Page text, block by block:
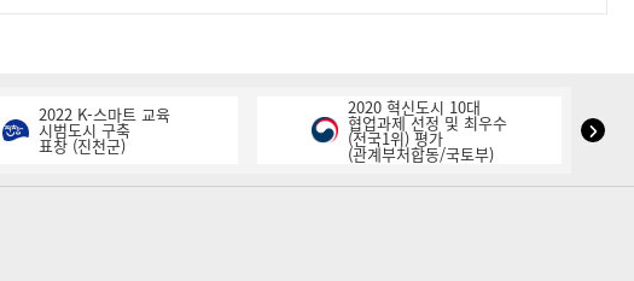
2022 K-스마트 교육
시범도시 구축
표창 (진천군)
2020 혁신도시 10대
협업과제 선정 및 최우수
(전국1위) 평가
(관계부처합동/국토부)
NIPA
창